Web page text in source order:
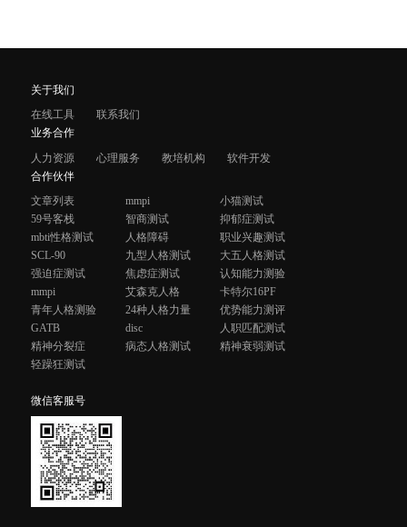
关于我们
在线工具
联系我们
业务合作
人力资源
心理服务 教培机构
软件开发
合作伙伴
文章列表
mmpi
小猫测试
59号客栈
智商测试
抑郁症测试
mbti性格测试
人格障碍
职业兴趣测试
SCL-90
九型人格测试
大五人格测试
强迫症测试
焦虑症测试
认知能力测验
mmpi
艾森克人格
卡特尔16PF
青年人格测验
24种人格力量
优势能力测评
GATB
disc
人职匹配测试
精神分裂症
病态人格测试
精神衰弱测试
轻躁狂测试
微信客服号